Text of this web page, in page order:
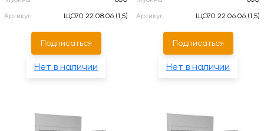
Артикул
ЩО70 22.08.06 (1,5)
Подписаться
Нет в наличии
Артикул
ЩО70 22.06.06 (1,5)
Подписаться
Нет в наличии